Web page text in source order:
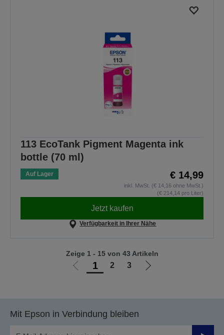
113 EcoTank Pigment Magenta ink
bottle (70 ml)
Auf Lager € 14,99
inkl. MwSt. (€ 14,16 ohne MwSt.)
(€ 214,14 pro Liter)
Jetzt kaufen
Verfügbarkeit in Ihrer Nähe
Zur
1 2 3
Zur
Zeige 1 - 15 von 43 Artikeln
Mit Epson in Verbindung bleiben